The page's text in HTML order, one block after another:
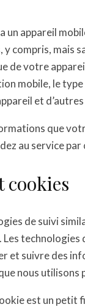
un appareil
mais
de votre
mobile, le
et
que
au service par
cookies
de suivi
technologies
et suivre des
nous utilisons
est un petit